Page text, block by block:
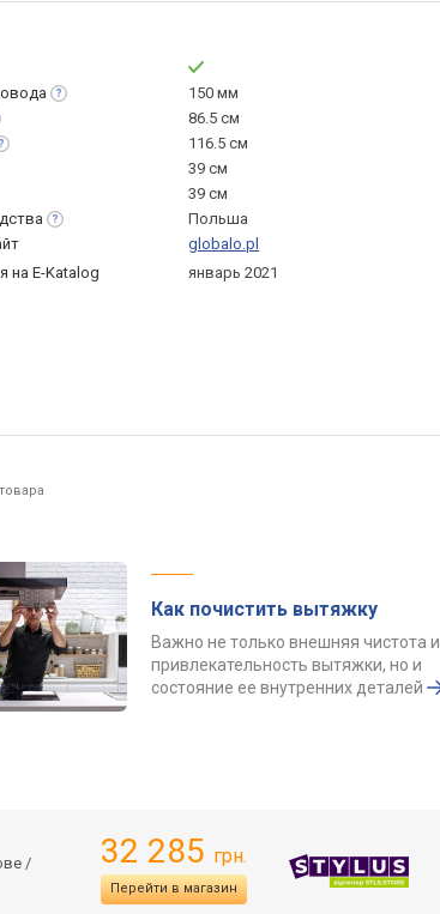
150 мм
86.5 см
116.5 см
39 см
39 см
Польша
globalo.pl
на E-Katalog
январь 2021
Как почистить вытяжку
Важно не только внешняя чистота и
привлекательность вытяжки, но и
состояние ее внутренних деталей
/
32 285 грн.
Перейти в магазин